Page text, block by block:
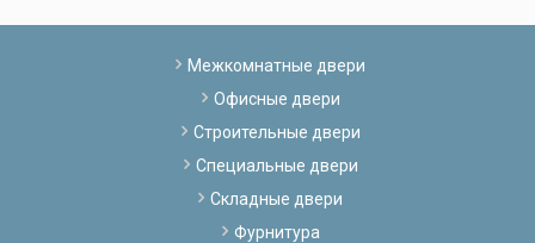
Межкомнатные двери
Офисные двери
Строительные двери
Специальные двери
Складные двери
Фурнитура